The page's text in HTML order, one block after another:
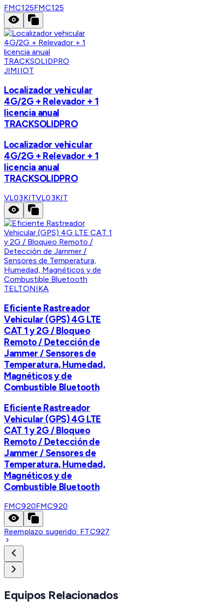
FMC125FMC125
JIMIIOT
Localizador vehicular
4G/2G + Relevador + 1
licencia anual
TRACKSOLIDPRO
Localizador vehicular
4G/2G + Relevador + 1
licencia anual
TRACKSOLIDPRO
VL03KITVL03KIT
TELTONIKA
Eficiente Rastreador
Vehicular (GPS) 4G LTE
CAT 1 y 2G / Bloqueo
Remoto / Detección de
Jammer / Sensores de
Temperatura, Humedad,
Magnéticos y de
Combustible Bluetooth
Eficiente Rastreador
Vehicular (GPS) 4G LTE
CAT 1 y 2G / Bloqueo
Remoto / Detección de
Jammer / Sensores de
Temperatura, Humedad,
Magnéticos y de
Combustible Bluetooth
FMC920FMC920
Reemplazo sugerido: FTC927
Equipos Relacionados